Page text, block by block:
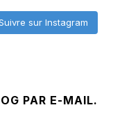
sur Instagram
PAR E-MAIL.